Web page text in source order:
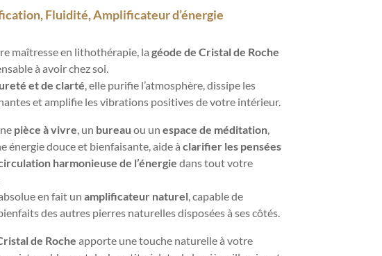
Fluidité, Amplificateur d’énergie
maîtresse en lithothérapie, lagéode de Cristal de Roche
à avoir chez soi.
et de clarté, elle purifie l’atmosphère, dissipe les
et amplifie les vibrations positives de votre intérieur.
pièce à vivre, un bureau ou unespace de méditation,
énergie douce et bienfaisante, aide àclarifier les pensées
harmonieuse de l’énergie dans tout votre
en fait unamplificateur naturel, capable de
des autres pierres naturelles disposées à ses côtés.
de Roche apporte une touche naturelle à votre